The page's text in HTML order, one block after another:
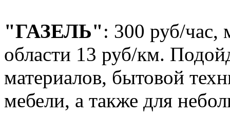
"ГАЗЕЛЬ": 300 руб/час,
области 13 руб/км.
материалов, бытовой
мебели, а также для